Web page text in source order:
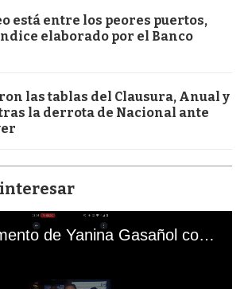
está entre los peores puertos,
elaborado por el Banco
las tablas del Clausura, Anual y
la derrota de Nacional ante
El mal momento de Yanina Gasañol con un hincha argentino en "Subrayado"